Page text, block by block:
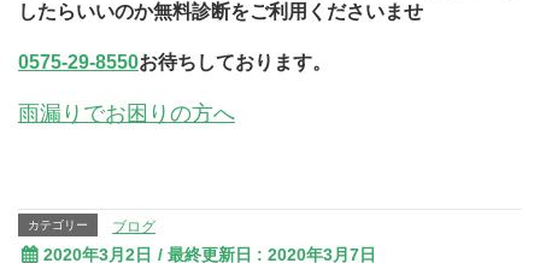
したらいいのか無料診断をご利用くださいませ
0575-29-8550お待ちしております。
雨漏りでお困りの方へ
カテゴリー ブログ
2020年3月2日 / 最終更新日 : 2020年3月7日